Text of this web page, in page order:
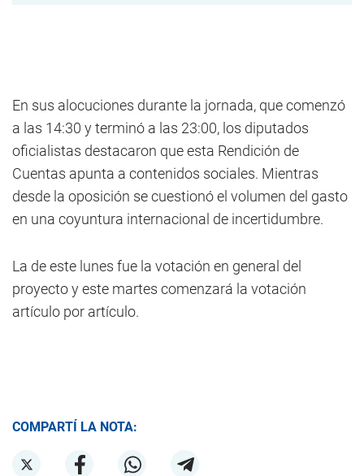
En sus alocuciones durante la jornada, que comenzó
a las 14:30 y terminó a las 23:00, los diputados
oficialistas destacaron que esta Rendición de
Cuentas apunta a contenidos sociales. Mientras
desde la oposición se cuestionó el volumen del gasto
en una coyuntura internacional de incertidumbre.
La de este lunes fue la votación en general del
proyecto y este martes comenzará la votación
artículo por artículo.
COMPARTÍ LA NOTA: